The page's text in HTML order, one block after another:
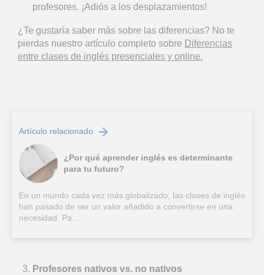
profesores. ¡Adiós a los desplazamientos!
¿Te gustaría saber más sobre las diferencias? No te
pierdas nuestro artículo completo sobre Diferencias
entre clases de inglés presenciales y online.
Artículo relacionado
¿Por qué aprender inglés es determinante
para tu futuro?
En un mundo cada vez más globalizado, las clases de inglés
han pasado de ser un valor añadido a convertirse en una
necesidad. Pa...
Profesores nativos vs. no nativos